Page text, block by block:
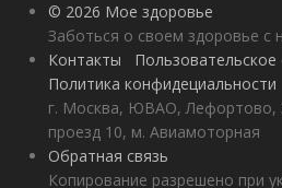
© 2026 Мое здоровье
Заботься о своем здоровье с
Контакты
Пользовательское
Политика конфидециальности
г. Москва, ЮВАО, Лефортово,
проезд 10, м. Авиамоторная
Обратная связь
Копирование разрешено при